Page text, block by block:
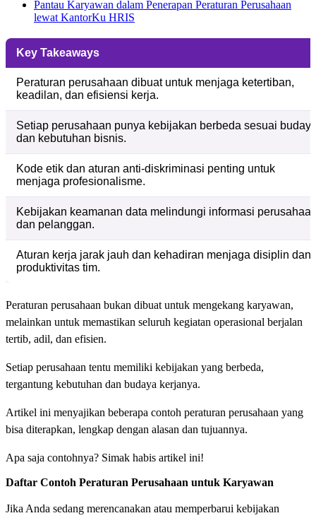
Pantau Karyawan dalam Penerapan Peraturan Perusahaan
lewat KantorKu HRIS
Key Takeaways
Peraturan perusahaan dibuat untuk menjaga ketertiban,
keadilan, dan efisiensi kerja.
Setiap perusahaan punya kebijakan berbeda sesuai
dan kebutuhan bisnis.
Kode etik dan aturan anti-diskriminasi penting untuk
menjaga profesionalisme.
Kebijakan keamanan data melindungi informasi
dan pelanggan.
Aturan kerja jarak jauh dan kehadiran menjaga disiplin dan
produktivitas tim.
Peraturan perusahaan bukan dibuat untuk mengekang karyawan,
melainkan untuk memastikan seluruh kegiatan operasional berjalan
tertib, adil, dan efisien.
Setiap perusahaan tentu memiliki kebijakan yang berbeda,
tergantung kebutuhan dan budaya kerjanya.
Artikel ini menyajikan beberapa contoh peraturan perusahaan yang
bisa diterapkan, lengkap dengan alasan dan tujuannya.
Apa saja contohnya? Simak habis artikel ini!
Daftar Contoh Peraturan Perusahaan untuk Karyawan
Jika Anda sedang merencanakan atau memperbarui kebijakan